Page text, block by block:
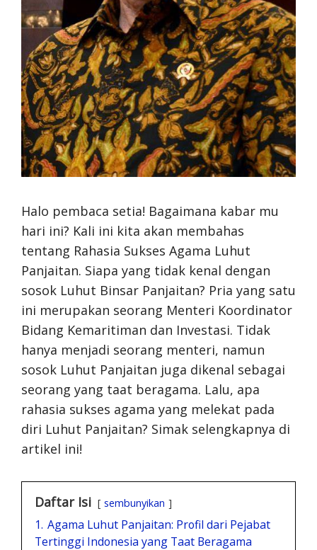
Halo pembaca setia! Bagaimana kabar mu
hari ini? Kali ini kita akan membahas
tentang Rahasia Sukses Agama Luhut
Panjaitan. Siapa yang tidak kenal dengan
sosok Luhut Binsar Panjaitan? Pria yang satu
ini merupakan seorang Menteri Koordinator
Bidang Kemaritiman dan Investasi. Tidak
hanya menjadi seorang menteri, namun
sosok Luhut Panjaitan juga dikenal sebagai
seorang yang taat beragama. Lalu, apa
rahasia sukses agama yang melekat pada
diri Luhut Panjaitan? Simak selengkapnya di
artikel ini!
Daftar Isi sembunyikan
1. Agama Luhut Panjaitan: Profil dari Pejabat
Tertinggi Indonesia yang Taat Beragama